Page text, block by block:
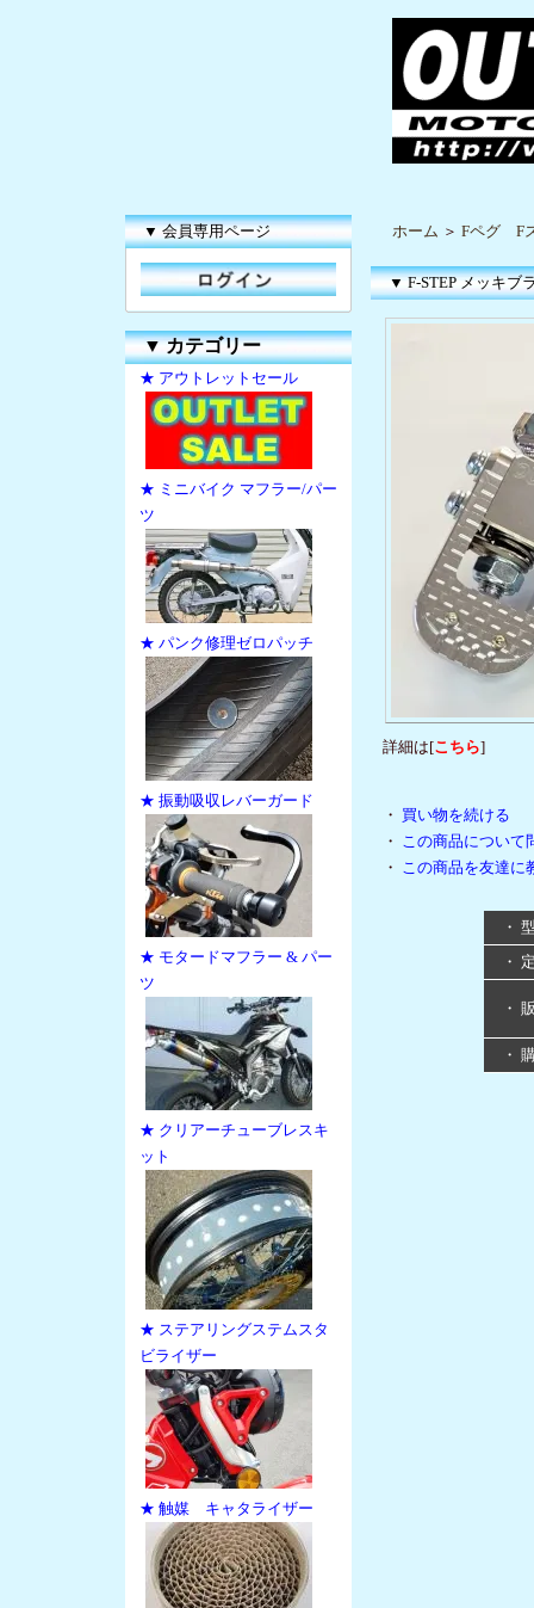
▼ 会員専用ページ
▼カテゴリー
★ アウトレットセール
★ ミニバイク マフラー/パー
ツ
★ パンク修理ゼロパッチ
★ 振動吸収レバーガード
★ モタードマフラー & パー
ツ
★ クリアーチューブレスキ
ット
★ ステアリングステムスタ
ビライザー
★ 触媒 キャタライザー
ホーム ＞ Fペグ F
▼ F-STEP メッキブ
詳細は[こちら]
・ 買い物を続ける
・ この商品について
・ この商品を友達に
・
・
・
・